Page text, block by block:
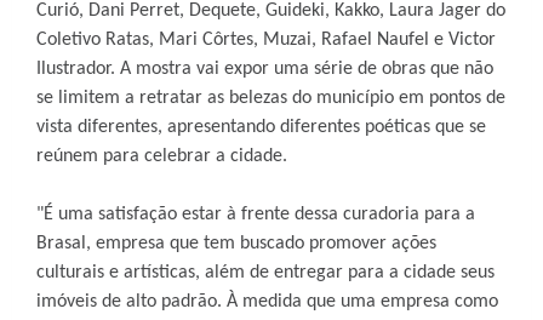
Curió, Dani Perret, Dequete, Guideki, Kakko, Laura Jager do
Coletivo Ratas, Mari Côrtes, Muzai, Rafael Naufel e Victor
Ilustrador. A mostra vai expor uma série de obras que não
se limitem a retratar as belezas do município em pontos de
vista diferentes, apresentando diferentes poéticas que se
reúnem para celebrar a cidade.
"É uma satisfação estar à frente dessa curadoria para a
Brasal, empresa que tem buscado promover ações
culturais e artísticas, além de entregar para a cidade seus
imóveis de alto padrão. À medida que uma empresa como